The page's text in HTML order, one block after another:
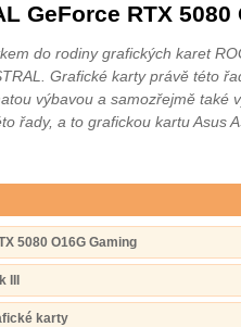
GeForce RTX 5080
do rodiny grafických karet
Grafické karty právě této
výbavou a samozřejmě také
řady, a to grafickou kartu Asus
5080 O16G Gaming
karty